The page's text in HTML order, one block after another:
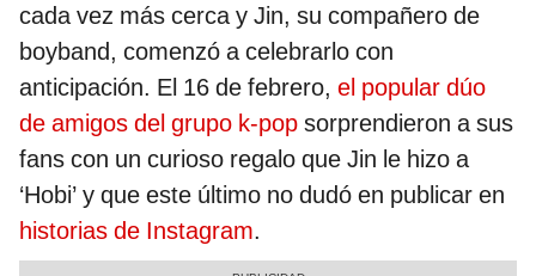
cada vez más cerca y Jin, su compañero de
boyband, comenzó a celebrarlo con
anticipación. El 16 de febrero, el popular dúo
de amigos del grupo k-pop sorprendieron a sus
fans con un curioso regalo que Jin le hizo a
‘Hobi’ y que este último no dudó en publicar en
historias de Instagram.